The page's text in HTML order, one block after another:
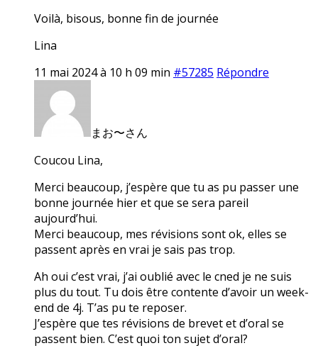
Voilà, bisous, bonne fin de journée
Lina
11 mai 2024 à 10 h 09 min #57285 Répondre
まお〜さん
Coucou Lina,
Merci beaucoup, j’espère que tu as pu passer une
bonne journée hier et que se sera pareil
aujourd’hui.
Merci beaucoup, mes révisions sont ok, elles se
passent après en vrai je sais pas trop.
Ah oui c’est vrai, j’ai oublié avec le cned je ne suis
plus du tout. Tu dois être contente d’avoir un week-
end de 4j. T’as pu te reposer.
J’espère que tes révisions de brevet et d’oral se
passent bien. C’est quoi ton sujet d’oral?